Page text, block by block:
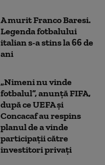
A murit Franco Baresi.
Legenda fotbalului
italian s-a stins la 66 de
ani
„Nimeni nu vinde
fotbalul”, anunţă FIFA,
după ce UEFA şi
Concacaf au respins
planul de a vinde
participații către
investitori privați